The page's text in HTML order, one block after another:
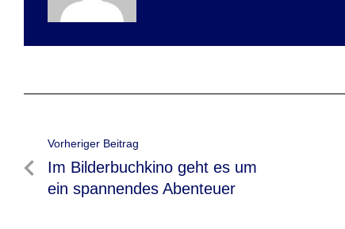
Beitragsnavigation
Vorheriger Beitrag
Vorheriger
Beitrag
Im Bilderbuchkino geht es um
ein spannendes Abenteuer